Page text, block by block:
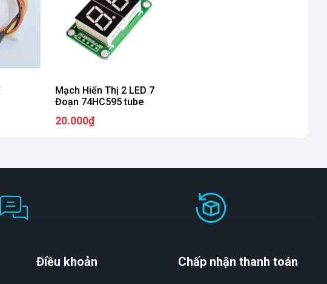
Mạch Hiển Thị 2 LED 7
Đoạn 74HC595 tube
20.000₫
Điều khoản Chấp nhận thanh toán